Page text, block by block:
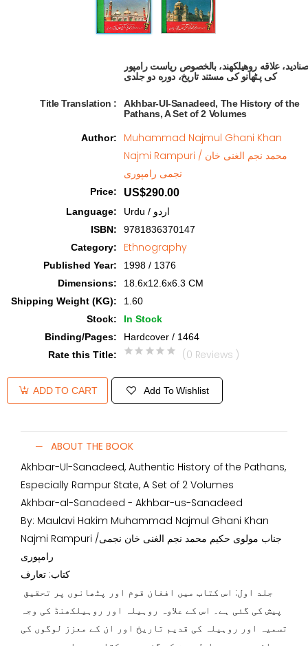
علاقه روهیلکهند، بالخصوص ریاست رامپور
کی پـ‍ٹھانو کی مستند تاریخ، دوره دو جلدی
Title Translation :
Akhbar-Ul-Sanadeed, The History of the
Pathans, A Set of 2 Volumes
Author:
Muhammad Najmul Ghani Khan
Najmi Rampuri / محمد نجم الغنی خان
نجمی رامپوری
Price: US$290.00
Language:
Urdu / اردو
ISBN:
9781836370147
Category: Ethnography
Published Year:
1998 / 1376
Dimensions:
18.6x12.6x6.3 CM
Shipping Weight (KG):
1.60
Stock:
In Stock
Binding/Pages:
Hardcover / 1464
Rate this Title: (0 Reviews )
ADD TO CART Add To Wishlist
ABOUT THE BOOK
Akhbar-Ul-Sanadeed, Authentic History of the Pathans,
Especially Rampur State, A Set of 2 Volumes
Akhbar-al-Sanadeed - Akhbar-us-Sanadeed
By: Maulavi Hakim Muhammad Najmul Ghani Khan
Najmi Rampuri /جناب مولوی حکیم محمد نجم الغنی خان نجمی
رامپوری
کتاب: تعارف
پیش کی گئی ہے۔ اس کے علاوہ روہیلہ اور روہیلکھنڈ کی وجہ
تسمیہ اور روہیلہ کی قدیم تاریخ اور ان کے معزز لوگوں کی